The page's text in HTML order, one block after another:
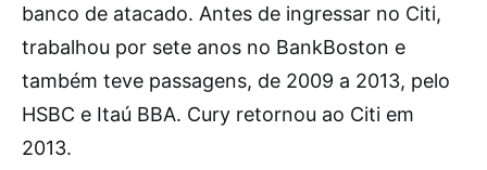
banco de atacado. Antes de ingressar no Citi,
trabalhou por sete anos no BankBoston e
também teve passagens, de 2009 a 2013, pelo
HSBC e Itaú BBA. Cury retornou ao Citi em
2013.